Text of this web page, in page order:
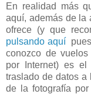
En realidad más
aquí, además de la
ofrece (y que
pulsando aquí
conozco de
por Internet) es el
traslado de datos a
de la fotografía